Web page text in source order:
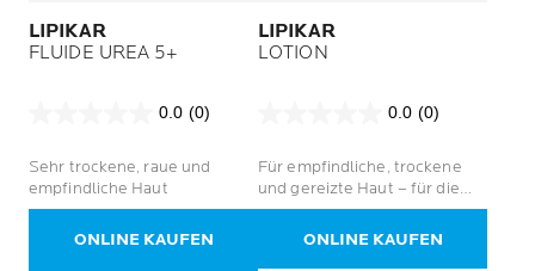
LIPIKAR
FLUIDE UREA 5+
0.0 (0)
5
Sternen.
Sehr trockene, raue und
empfindliche Haut
ONLINE KAUFEN
LIPIKAR
LOTION
0.0 (0)
5
Sternen.
Für empfindliche, trockene
und gereizte Haut – für die
ganze Familie
ONLINE KAUFEN